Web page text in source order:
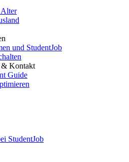
und StudentJob
& Kontakt
Guide
StudentJob